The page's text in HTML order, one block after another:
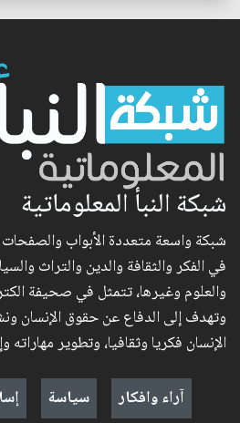
شبكة النبأ المعلوماتية
شبكة واسعة متعددة الأبواب
في الفكر والثقافة والدين والتراث
والعلوم وغيرها، تتمثل في صحيفة
وتهدف إلى الدفاع عن حقوق الإنسان
الإنسان فكريا وثقافيا، وتطوير مهاراته
آراء وافكار
سياسة